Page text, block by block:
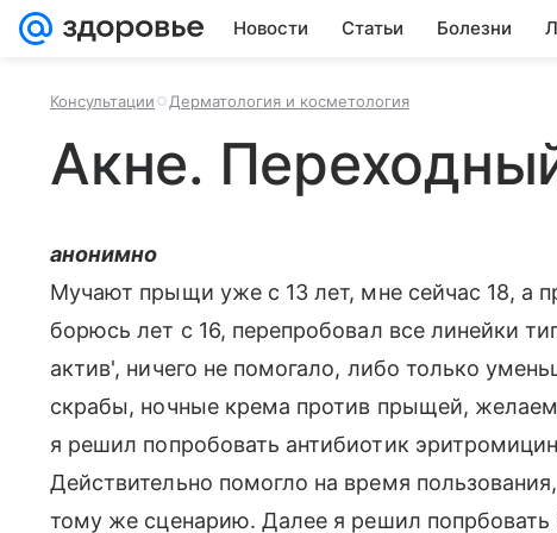
Новости Статьи Болезни
Консультации Дерматология и косметология
Акне.
анонимно
Мучают прыщи уже с 13 лет, мне сейчас 18, а
борюсь лет с 16, перепробовал все линейки
актив', ничего не помогало, либо только
скрабы, ночные крема против прыщей,
я решил попробовать антибиотик
Действительно помогло на время
тому же сценарию. Далее я решил попрбовать